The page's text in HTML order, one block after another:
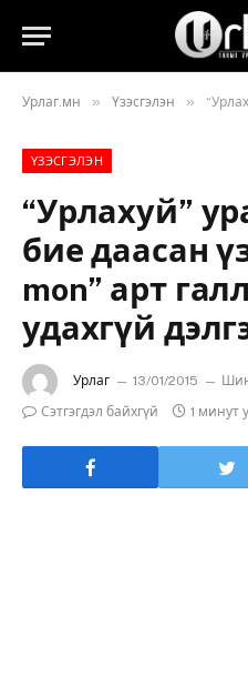
Урлаг.мн » Үзэсгэлэн » “Урлахуй”
ҮЗЭСГЭЛЭН
“Урлахуй”
бие даасан
mon” арт
удахгүй
Урлаг 13/01/2015
Сэтгэгдэл байхгүй
1 минут